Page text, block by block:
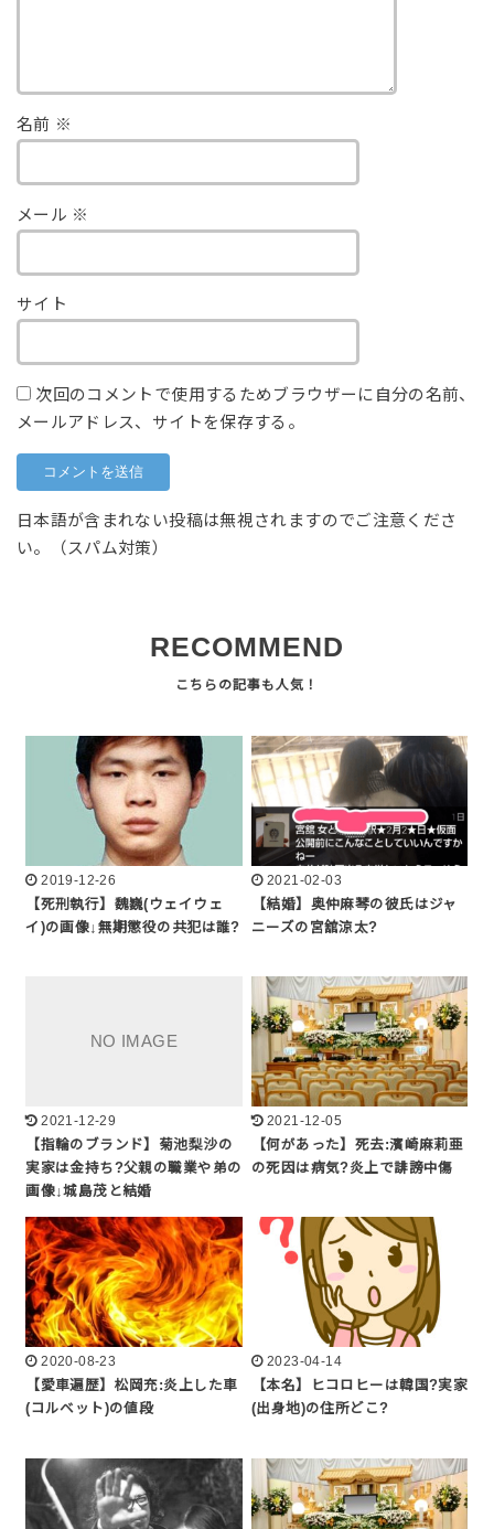
名前 ※
メール ※
サイト
次回のコメントで使用するためブラウザーに自分の名前、
メールアドレス、サイトを保存する。
日本語が含まれない投稿は無視されますのでご注意くださ
い。（スパム対策）
RECOMMEND
2019-12-26
【死刑執行】魏巍(ウェイウェ
イ)の画像↓無期懲役の共犯は誰?
2021-02-03
【結婚】奥仲麻琴の彼氏はジャ
ニーズの宮舘涼太?
2021-12-29
【指輪のブランド】菊池梨沙の
実家は金持ち?父親の職業や弟の
画像↓城島茂と結婚
2021-12-05
【何があった】死去:濱崎麻莉亜
の死因は病気?炎上で誹謗中傷
2020-08-23
【愛車遍歴】松岡充:炎上した車
(コルベット)の値段
2023-04-14
【本名】ヒコロヒーは韓国?実家
(出身地)の住所どこ?